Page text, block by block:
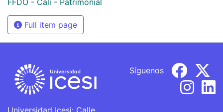
Full item page
Universidad Icesi: Calle
Síguenos